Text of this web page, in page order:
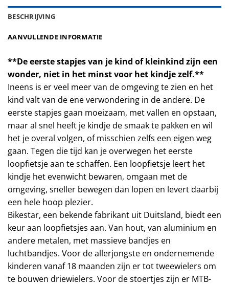
BESCHRIJVING
AANVULLENDE INFORMATIE
**De eerste stapjes van je kind of kleinkind zijn een
wonder, niet in het minst voor het kindje zelf.**
Ineens is er veel meer van de omgeving te zien en het
kind valt van de ene verwondering in de andere. De
eerste stapjes gaan moeizaam, met vallen en opstaan,
maar al snel heeft je kindje de smaak te pakken en wil
het je overal volgen, of misschien zelfs een eigen weg
gaan. Tegen die tijd kan je overwegen het eerste
loopfietsje aan te schaffen. Een loopfietsje leert het
kindje het evenwicht bewaren, omgaan met de
omgeving, sneller bewegen dan lopen en levert daarbij
een hele hoop plezier.
Bikestar, een bekende fabrikant uit Duitsland, biedt een
keur aan loopfietsjes aan. Van hout, van aluminium en
andere metalen, met massieve bandjes en
luchtbandjes. Voor de allerjongste en ondernemende
kinderen vanaf 18 maanden zijn er tot tweewielers om
te bouwen driewielers. Voor de stoertjes zijn er MTB-